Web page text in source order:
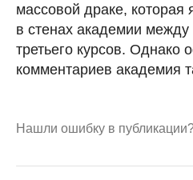
массовой драке,
в стенах академии между
третьего курсов. Однако
комментариев академия
Нашли ошибку в